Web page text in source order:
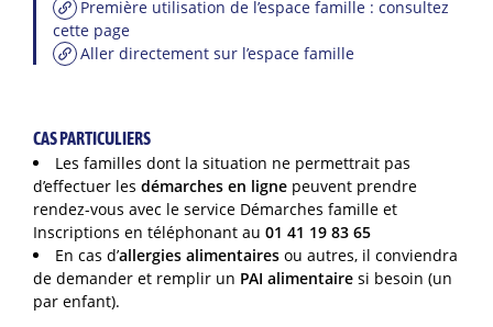
Première utilisation de l’espace famille : consultez
cette page
Aller directement sur l’espace famille
CAS PARTICULIERS
Les familles dont la situation ne permettrait pas
d’effectuer les démarches en ligne peuvent prendre
rendez-vous avec le service Démarches famille et
Inscriptions en téléphonant au 01 41 19 83 65
En cas d’allergies alimentaires ou autres, il conviendra
de demander et remplir un PAI alimentaire si besoin (un
par enfant).